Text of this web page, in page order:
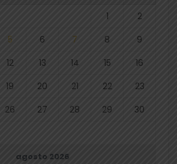
agosto 2026
1
2
5 6 7 8
9
12 13 14 15
16
19 20 21 22
23
26 27 28 29
30